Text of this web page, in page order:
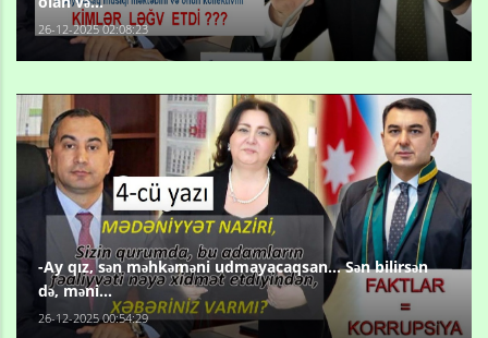
26-12-2025 02:08:23
-Ay qız, sən məhkəməni udmayacaqsan... Sən bilirsən
də, məni...
26-12-2025 00:54:29